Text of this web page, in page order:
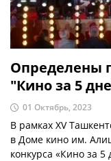
Определены
"Кино за 5
01 Октябрь, 2023
В рамках XV
в Доме кино им.
конкурса «Кино за 5